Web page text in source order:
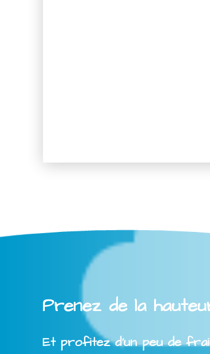
Prenez de la
Et profitez d'un peu de